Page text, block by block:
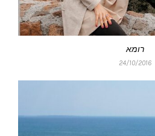
רומא
24/10/2016